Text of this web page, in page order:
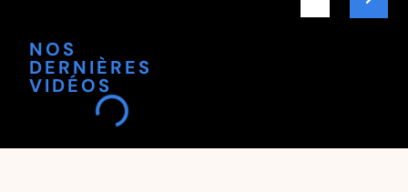
NOS
DERNIÈRES
VIDÉOS